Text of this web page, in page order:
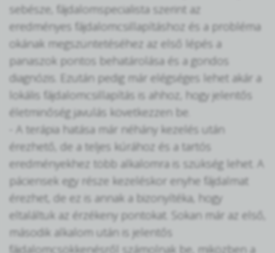
sebésze, fájdalomspecialista szerint az
eredményes fájdalomcsillapításhoz és a probléma
okának megszüntetéséhez az első lépés a
panaszok pontos behatárolása és a gondos
diagnózis. Ezután pedig már elégséges lehet akár a
lokális fájdalomcsillapítás is ahhoz, hogy jelentős
életminőség javulás következzen be.
- A terápia hatása már néhány kezelés után
érezhető, de a teljes kúrához és a tartós
eredményekhez több alkalomra is szükség lehet. A
páciensek egy része kezeléskor enyhe fájdalmat
érezhet, de ez is annak a bizonyítéka, hogy
eltaláltuk az érzékeny pontokat. Sokan már az első,
második alkalom után is jelentős
fájdalomcsökkenésről számolnak be, miközben a